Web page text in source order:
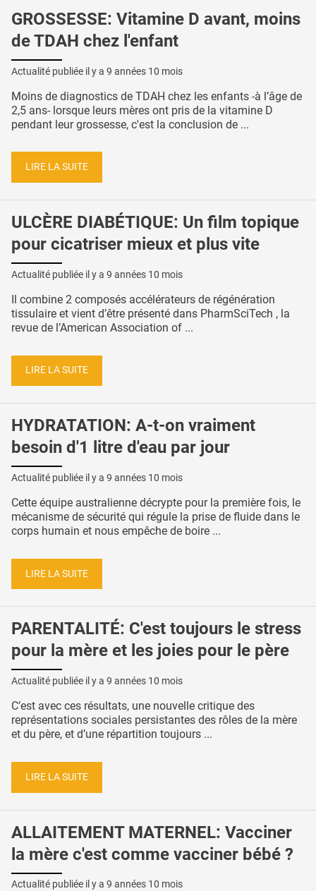
GROSSESSE: Vitamine D avant, moins
de TDAH chez l'enfant
Actualité publiée il y a 9 années 10 mois
Moins de diagnostics de TDAH chez les enfants -à l’âge de
2,5 ans- lorsque leurs mères ont pris de la vitamine D
pendant leur grossesse, c'est la conclusion de ...
LIRE LA SUITE
ULCÈRE DIABÉTIQUE: Un film topique
pour cicatriser mieux et plus vite
Actualité publiée il y a 9 années 10 mois
Il combine 2 composés accélérateurs de régénération
tissulaire et vient d’être présenté dans PharmSciTech , la
revue de l’American Association of ...
LIRE LA SUITE
HYDRATATION: A-t-on vraiment
besoin d'1 litre d'eau par jour
Actualité publiée il y a 9 années 10 mois
Cette équipe australienne décrypte pour la première fois, le
mécanisme de sécurité qui régule la prise de fluide dans le
corps humain et nous empêche de boire ...
LIRE LA SUITE
PARENTALITÉ: C'est toujours le stress
pour la mère et les joies pour le père
Actualité publiée il y a 9 années 10 mois
C’est avec ces résultats, une nouvelle critique des
représentations sociales persistantes des rôles de la mère
et du père, et d’une répartition toujours ...
LIRE LA SUITE
ALLAITEMENT MATERNEL: Vacciner
la mère c'est comme vacciner bébé ?
Actualité publiée il y a 9 années 10 mois